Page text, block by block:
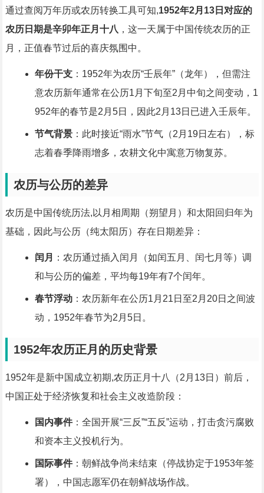
通过查阅万年历或农历转换工具可知,1952年2月13日对应的
农历日期是辛卯年正月十八 ，这一天属于中国传统农历的正
月，正值春节过后的喜庆氛围中。
年份干支：1952年为农历“壬辰年”（龙年），但需注
意农历新年通常在公历1月下旬至2月中旬之间变动，1
952年的春节是2月5日，因此2月13日已进入壬辰年。
节气背景：此时接近“雨水”节气（2月19日左右），标
志着春季降雨增多，农耕文化中寓意万物复苏。
农历与公历的差异
农历是中国传统历法,以月相周期（朔望月）和太阳回归年为
基础，因此与公历（纯太阳历）存在日期差异：
闰月
：农历通过插入闰月（如闰五月、闰七月等）调
和与公历的偏差，平均每19年有7个闰年。
春节浮动：农历新年在公历1月21日至2月20日之间波
动，1952年春节为2月5日。
1952年农历正月的历史背景
1952年是新中国成立初期,农历正月十八（2月13日）前后，
中国正处于经济恢复和社会主义改造阶段：
国内事件：全国开展“三反”“五反”运动，打击贪污腐败
和资本主义投机行为。
国际事件：朝鲜战争尚未结束（停战协定于1953年签
署），中国志愿军仍在朝鲜战场作战。